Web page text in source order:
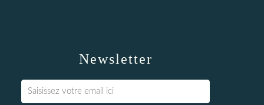
Newsletter